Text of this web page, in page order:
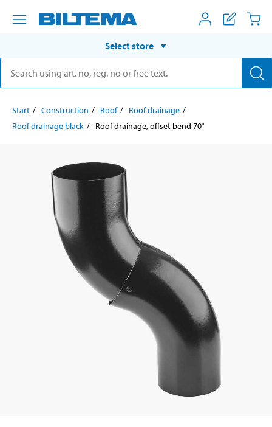
Select store
Start Construction Roof
Roof drainage
Roof drainage black
Roof drainage, offset bend 70°